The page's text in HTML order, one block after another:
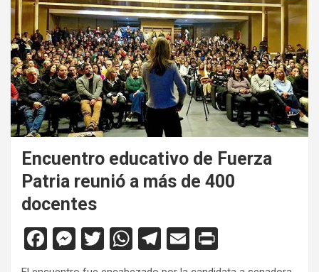
Encuentro educativo de Fuerza
Patria reunió a más de 400
docentes
F
M
es
T
wi
W T
E
in